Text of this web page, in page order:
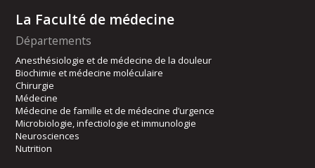
La Faculté de médecine
Départements
Anesthésiologie et de médecine de la douleur
Biochimie et médecine moléculaire
Chirurgie
Médecine
Médecine de famille et de médecine d’urgence
Microbiologie, infectiologie et immunologie
Neurosciences
Nutrition